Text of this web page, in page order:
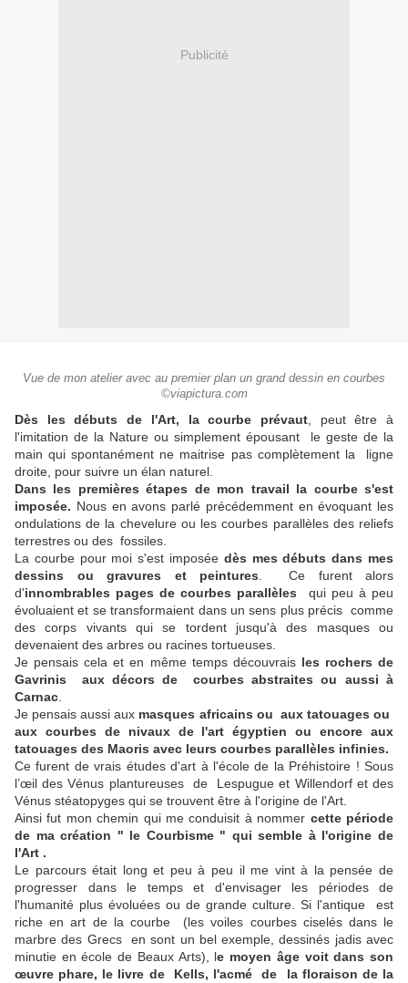
Publicité
Vue de mon atelier avec au premier plan un grand dessin en courbes
©viapictura.com
Dès les débuts de l'Art, la courbe prévaut, peut être à
l'imitation de la Nature ou simplement épousant le geste de la
main qui spontanément ne maitrise pas complètement la ligne
droite, pour suivre un élan naturel.
Dans les premières étapes de mon travail la courbe s'est
imposée. Nous en avons parlé précédemment en évoquant les
ondulations de la chevelure ou les courbes parallèles des reliefs
terrestres ou des fossiles.
La courbe pour moi s'est imposée dès mes débuts dans mes
dessins ou gravures et peintures . Ce furent alors
d'innombrables pages de courbes parallèles
qui peu à peu
évoluaient et se transformaient dans un sens plus précis comme
des corps vivants qui se tordent jusqu'à des masques ou
devenaient des arbres ou racines tortueuses.
Je pensais cela et en même temps découvrais les rochers de
Gavrinis aux décors de courbes abstraites ou aussi à
Carnac
Je pensais aussi aux masques africains ou aux tatouages ou
aux courbes de nivaux de l'art égyptien ou encore aux
tatouages des Maoris avec leurs courbes parallèles infinies.
Ce furent de vrais études d'art à l'école de la Préhistoire ! Sous
l’œil des Vénus plantureuses de Lespugue et Willendorf et des
Vénus stéatopyges qui se trouvent être à l'origine de l'Art.
Ainsi fut mon chemin qui me conduisit à nommer cette période
de ma création " le Courbisme " qui semble à l'origine de
l'Art .
Le parcours était long et peu à peu il me vint à la pensée de
progresser dans le temps et d'envisager les périodes de
l'humanité plus évoluées ou de grande culture. Si l'antique est
riche en art de la courbe (les voiles courbes ciselés dans le
marbre des Grecs en sont un bel exemple, dessinés jadis avec
minutie en école de Beaux Arts), le moyen âge voit dans son
œuvre phare, le livre de Kells, l'acmé de la floraison de la